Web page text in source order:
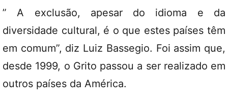
” A exclusão, apesar do idioma e da
diversidade cultural, é o que estes países têm
em comum”, diz Luiz Bassegio. Foi assim que,
desde 1999, o Grito passou a ser realizado em
outros países da América.